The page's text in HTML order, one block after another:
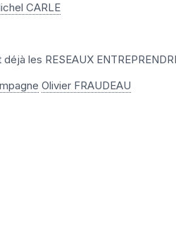
CARLE
les RESEAUX
Olivier FRAUDEAU